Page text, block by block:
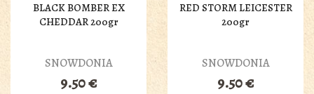
BLACK BOMBER EX
CHEDDAR 200gr
SNOWDONIA
9.50€
RED STORM LEICESTER
200gr
SNOWDONIA
9.50€